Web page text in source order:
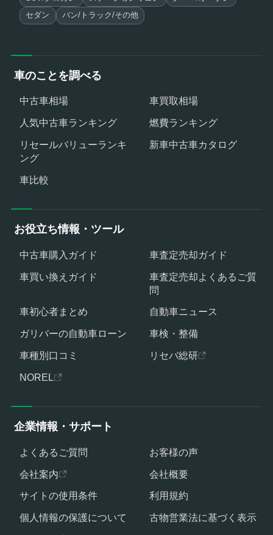
セダン バン/トラック/その他
車のことを調べる
中古車相場
車買取相場
人気中古車ランキング
燃費ランキング
リセールバリューランキ
ング
新車中古車カタログ
車比較
お役立ち情報・ツール
中古車購入ガイド
車査定売却ガイド
車買い換えガイド
車査定売却よくあるご質
問
車初心者まとめ
自動車ニュース
ガリバーの自動車ローン
車検・整備
車種別口コミ
リセバ総研
NOREL
企業情報・サポート
よくあるご質問
お客様の声
会社案内
会社概要
サイトの使用条件
利用規約
個人情報の保護について
古物営業法に基づく表示